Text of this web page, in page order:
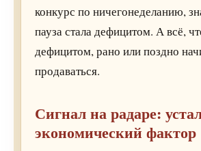
конкурс по ничегонеделанию,
пауза стала дефицитом. А всё,
дефицитом, рано или поздно
продаваться.
Сигнал на радаре:
экономический фактор